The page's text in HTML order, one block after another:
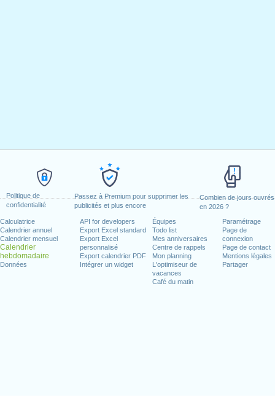
Politique de
confidentialité
Passez à Premium pour supprimer les
publicités et plus encore
Combien de jours ouvrés
en 2026 ?
Calculatrice
Calendrier annuel
Calendrier mensuel
Calendrier
hebdomadaire
Données
API for developers
Export Excel standard
Export Excel
personnalisé
Export calendrier PDF
Intégrer un widget
Équipes
Todo list
Mes anniversaires
Centre de rappels
Mon planning
L'optimiseur de
vacances
Café du matin
Paramétrage
Page de
connexion
Page de contact
Mentions légales
Partager